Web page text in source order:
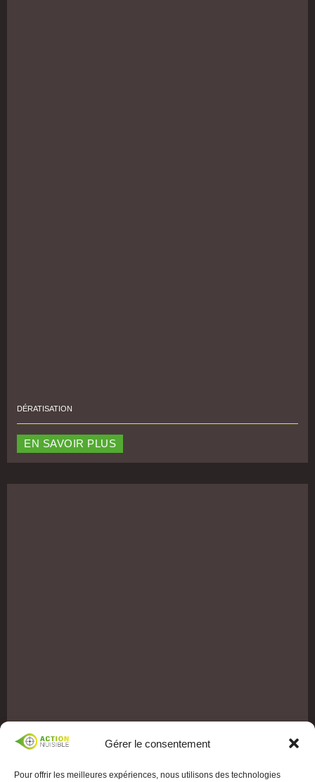
Gérer le consentement
Pour offrir les meilleures expériences, nous utilisons des technologies
DÉRATISATION
EN SAVOIR PLUS